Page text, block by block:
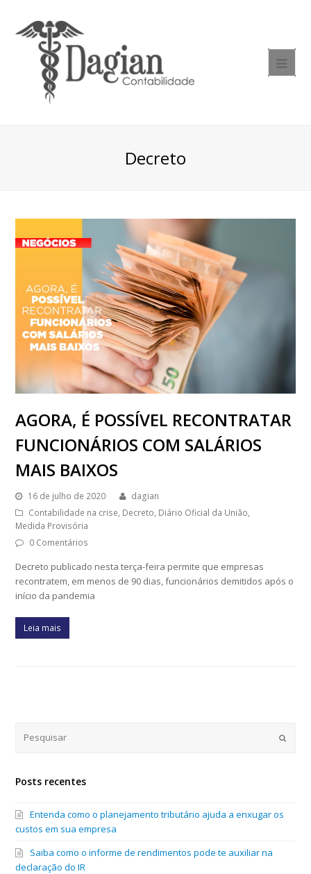
Decreto
AGORA, É POSSÍVEL RECONTRATAR
FUNCIONÁRIOS COM SALÁRIOS
MAIS BAIXOS
16 de julho de 2020
dagian
Contabilidade na crise, Decreto, Diário Oficial da União,
Medida Provisória
0 Comentários
Decreto publicado nesta terça-feira permite que empresas
recontratem, em menos de 90 dias, funcionários demitidos após o
início da pandemia
Leia mais
Submit
Posts recentes
Entenda como o planejamento tributário ajuda a enxugar os
custos em sua empresa
Saiba como o informe de rendimentos pode te auxiliar na
declaração do IR